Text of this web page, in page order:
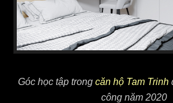
Góc học tập trong căn hộ Tam Trinh
công năm 2020